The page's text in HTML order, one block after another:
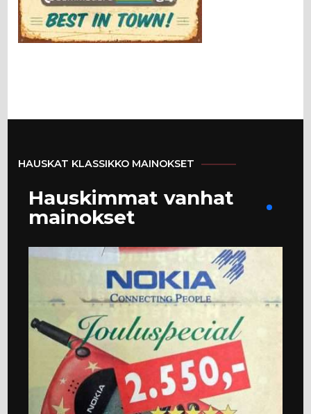
HAUSKAT KLASSIKKO MAINOKSET
Hauskimmat vanhat
mainokset